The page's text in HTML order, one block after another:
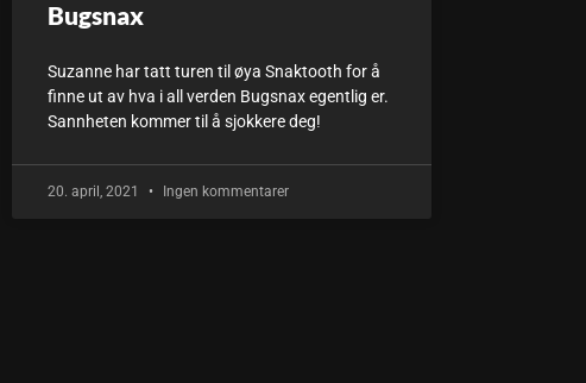
Bugsnax
Suzanne har tatt turen til øya Snaktooth for å
finne ut av hva i all verden Bugsnax egentlig er.
Sannheten kommer til å sjokkere deg!
20. april, 2021 Ingen kommentarer